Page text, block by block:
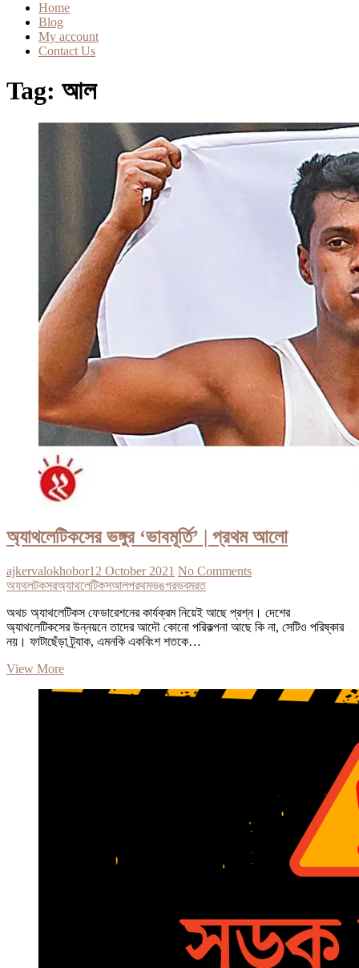
Home
Blog
My account
Contact Us
Tag: আল
অ্যাথলেটিকসের ভঙ্গুর ‘ভাবমূর্তি’ | প্রথম আলো
ajkervalokhobor12 October 2021 No Comments
অযথলটকসরঅ্যাথলেটিকসআলপরথমভঙগরভবমরত
অথচ অ্যাথলেটিকস ফেডারেশনের কার্যক্রম নিয়েই আছে প্রশ্ন। দেশের
অ্যাথলেটিকসের উন্নয়নে তাদের আদৌ কোনো পরিকল্পনা আছে কি না, সেটিও পরিষ্কার
নয়। ফাটাছেঁড়া ট্র্যাক, এমনকি একবিংশ শতকে…
View Moreঅ্যাথলেটিকসের
‘ভাবমূর্তি’